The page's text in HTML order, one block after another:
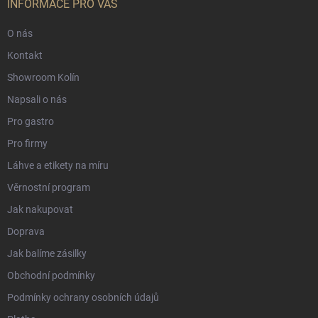
INFORMACE PRO VÁS
O nás
Kontakt
Showroom Kolín
Napsali o nás
Pro gastro
Pro firmy
Láhve a etikety na míru
Věrnostní program
Jak nakupovat
Doprava
Jak balíme zásilky
Obchodní podmínky
Podmínky ochrany osobních údajů